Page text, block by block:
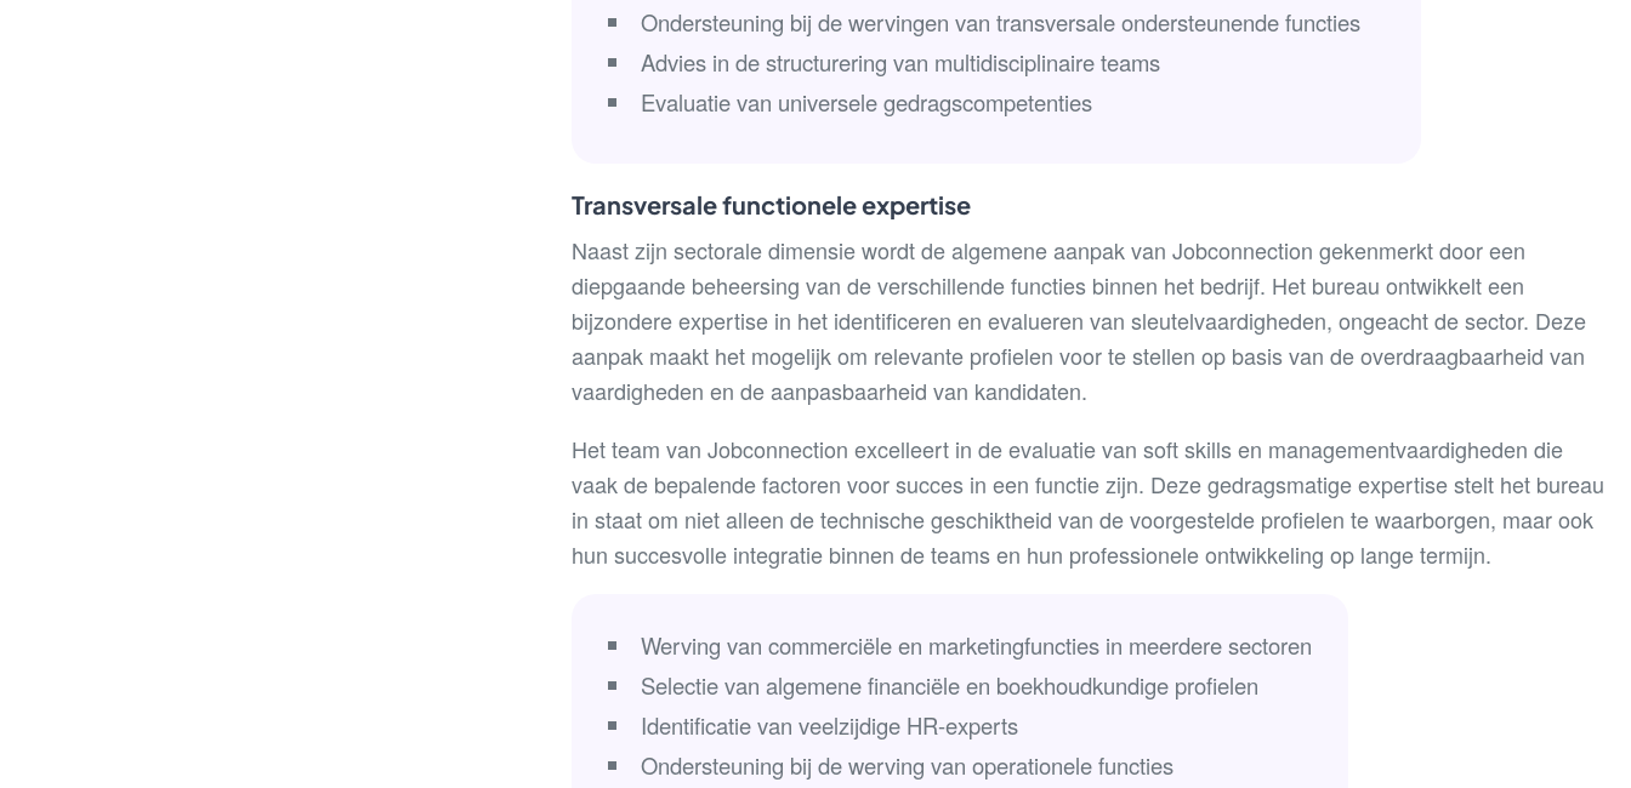
Ondersteuning bij de wervingen van transversale ondersteunende functies
Advies in de structurering van multidisciplinaire teams
Evaluatie van universele gedragscompetenties
Transversale functionele expertise
Naast zijn sectorale dimensie wordt de algemene aanpak van Jobconnection gekenmerkt door een
diepgaande beheersing van de verschillende functies binnen het bedrijf. Het bureau ontwikkelt een
bijzondere expertise in het identificeren en evalueren van sleutelvaardigheden, ongeacht de sector. Deze
aanpak maakt het mogelijk om relevante profielen voor te stellen op basis van de overdraagbaarheid van
vaardigheden en de aanpasbaarheid van kandidaten.
Het team van Jobconnection excelleert in de evaluatie van soft skills en managementvaardigheden die
vaak de bepalende factoren voor succes in een functie zijn. Deze gedragsmatige expertise stelt het bureau
in staat om niet alleen de technische geschiktheid van de voorgestelde profielen te waarborgen, maar ook
hun succesvolle integratie binnen de teams en hun professionele ontwikkeling op lange termijn.
Werving van commerciële en marketingfuncties in meerdere sectoren
Selectie van algemene financiële en boekhoudkundige profielen
Identificatie van veelzijdige HR-experts
Ondersteuning bij de werving van operationele functies